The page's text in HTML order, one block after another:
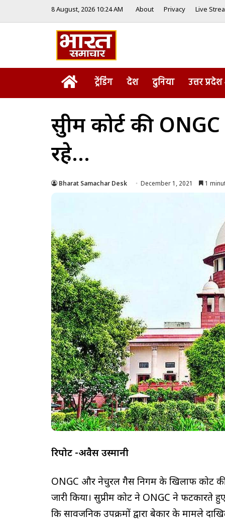
8 August, 2026 10:24 AM About Privacy Live
Homeट्रेंडिंग देश दुनिया उत्तर प्रदेश
सुप्रीम कोर्ट की
रहे…
Bharat Samachar Desk December 1, 2021 1
रिपोर्ट -अवैस उस्मानी
ONGC और नेचुरल गैस निगम के खिलाफ कोर्ट की
जारी किया। सुप्रीम कोर्ट ने ONGC ने
कि सार्वजनिक उपक्रमों द्वारा बेकार के मामले